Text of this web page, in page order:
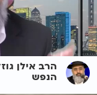
הרב אילן
הנפש